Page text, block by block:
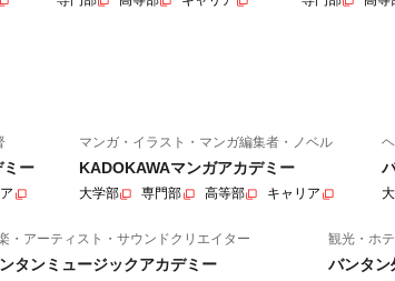
ミー
マンガ・イラスト・マンガ編集者・ノベル
KADOKAWAマンガアカデミー
大学部 専門部 高等部 キャリア
・アーティスト・サウンドクリエイター
タンミュージックアカデミー
観光・ホ
バンタン